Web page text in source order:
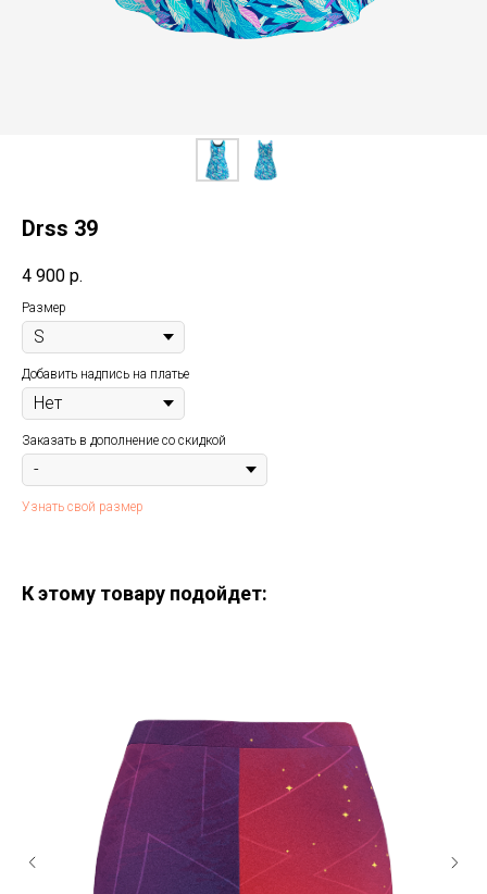
Drss 39
4 900 р.
Размер
Добавить надпись на платье
Заказать в дополнение со скидкой
Узнать свой размер
К этому товару подойдет: